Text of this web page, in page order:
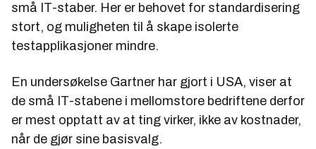
små IT-staber. Her er behovet for standardisering
stort, og muligheten til å skape isolerte
testapplikasjoner mindre.
En undersøkelse Gartner har gjort i USA, viser at
de små IT-stabene i mellomstore bedriftene derfor
er mest opptatt av at ting virker, ikke av kostnader,
når de gjør sine basisvalg.